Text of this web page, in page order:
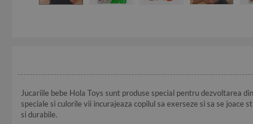
Jucariile bebe Hola Toys sunt produse special pentru dezvoltarea
speciale si culorile vii incurajeaza copilul sa exerseze si sa se
si durabile.